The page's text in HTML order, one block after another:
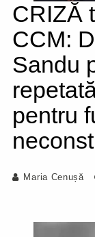
CRIZĂ
CCM:
Sandu
pentru
Maria Cenușă